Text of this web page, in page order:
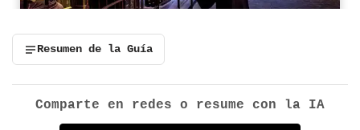
Resumen de la Guía
Comparte en redes o resume con la IA